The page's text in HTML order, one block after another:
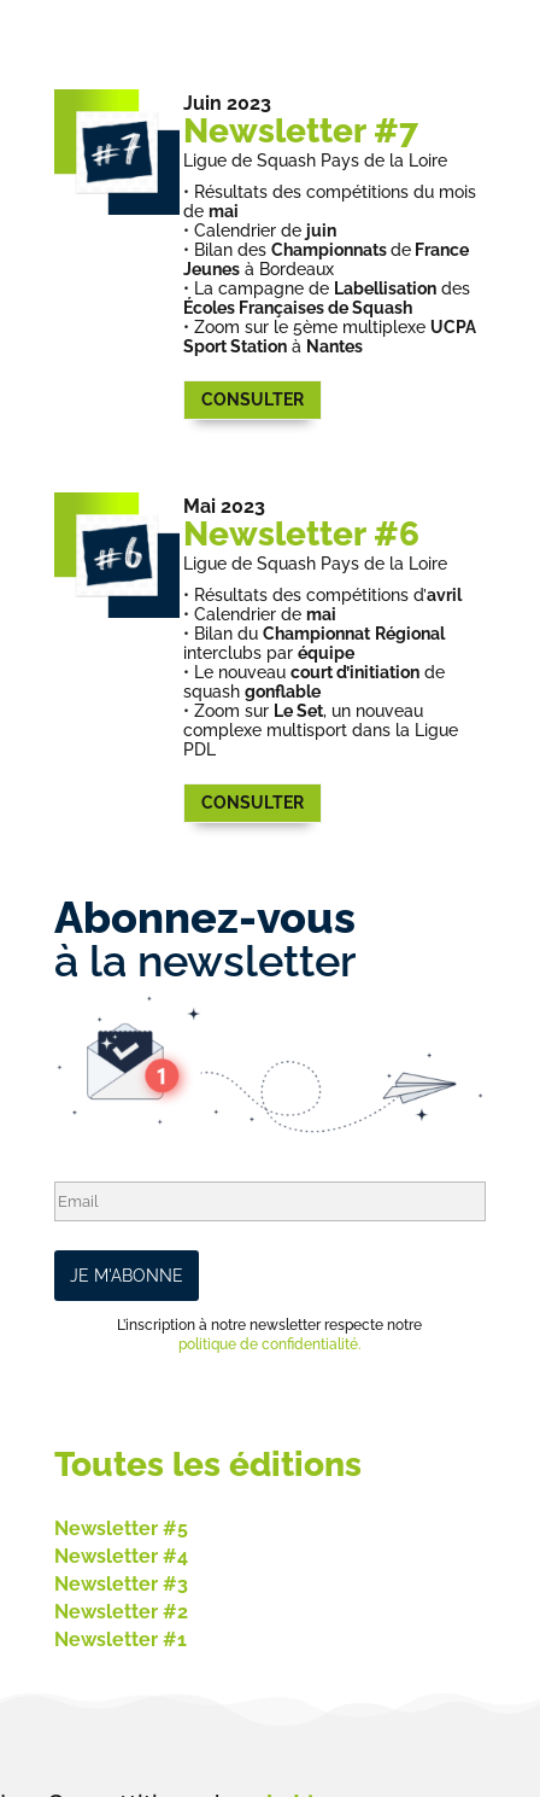
Juin 2023
Newsletter #7
Ligue de Squash Pays de la Loire
• Résultats des compétitions du mois
demai
•Calendrier de juin
• Bilan desChampionnatsde France
Jeunes à Bordeaux
• La campagne de Labellisation des
Écoles Françaises de Squash
•Zoom sur le 5ème multiplexeUCPA
Sport Station à Nantes
CONSULTER
Mai 2023
Newsletter #6
Ligue de Squash Pays de la Loire
• Résultats des compétitions d’avril
•Calendrier demai
• Bilan duChampionnat Régional
interclubs paréquipe
• Le nouveaucourt d’initiation de
squashgonflable
•Zoom sur Le Set, un nouveau
complexe multisport dans la Ligue
PDL
CONSULTER
Abonnez-vous
à la newsletter
L’inscription à notre newsletter respecte notre
politique de confidentialité.
Toutes les éditions
Newsletter #5
Newsletter #4
Newsletter #3
Newsletter #2
Newsletter #1